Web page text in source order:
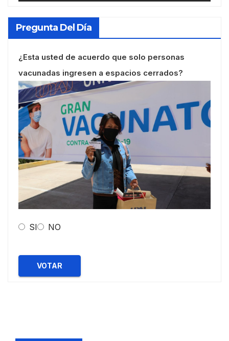
Pregunta Del Día
¿Esta usted de acuerdo que solo personas
vacunadas ingresen a espacios cerrados?
SI NO
VOTAR